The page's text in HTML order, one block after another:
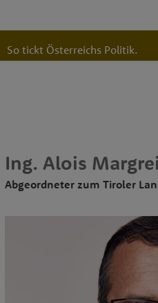
So tickt Österreichs Politik.
Ing. Alois
Abgeordneter zum Tiroler